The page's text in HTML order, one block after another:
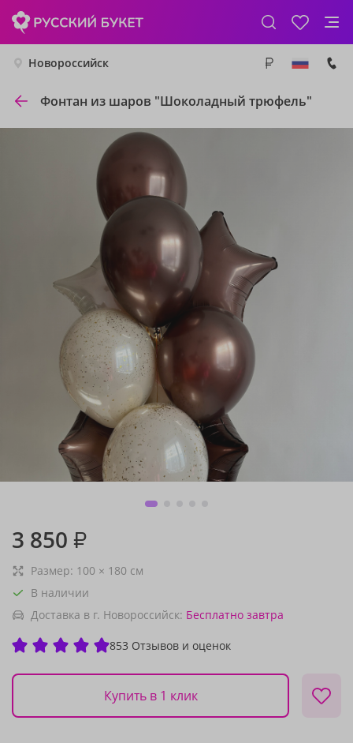
Новороссийск
Фонтан из шаров "Шоколадный трюфель"
3 850 ₽
Размер: 100 × 180 см
В наличии
Доставка в г. Новороссийск: Бесплатно завтра
853 Отзывов и оценок
Купить в 1 клик